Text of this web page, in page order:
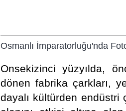
Osmanlı İmparatorluğu'nda
Onsekizinci yüzyılda,
dönen fabrika çarkları,
dayalı kültürden endüstri